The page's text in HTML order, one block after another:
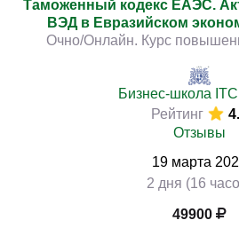
Таможенный кодекс ЕАЭС.
ВЭД в Евразийском
Очно/Онлайн. Курс
Бизнес-школа
Рейтинг
Отзывы
19 марта
2 дня (16
49900